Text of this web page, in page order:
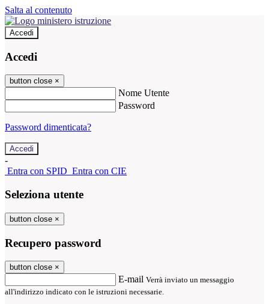
Salta al contenuto
Accedi
Accedi
button close ×
Nome Utente
Password
Password dimenticata?
-
Entra con SPID Entra con CIE
Seleziona utente
button close ×
Recupero password
button close ×
E-mail Verrà inviato un messaggio
all'indirizzo indicato con le istruzioni necessarie.